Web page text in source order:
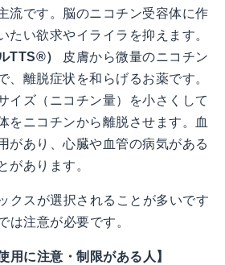
流です。脳のニコチン受容体に作
たい欲求やイライラを抑えます。
TTS®）
皮膚から微量のニコチン
、離脱症状を和らげるお薬です。
イズ（ニコチン量）を小さくして
をニコチンから離脱させます。血
があり、心臓や血管の病気がある
があります。
クスが選択されることが多いです
は注意が必要です。
用に注意・制限がある人】